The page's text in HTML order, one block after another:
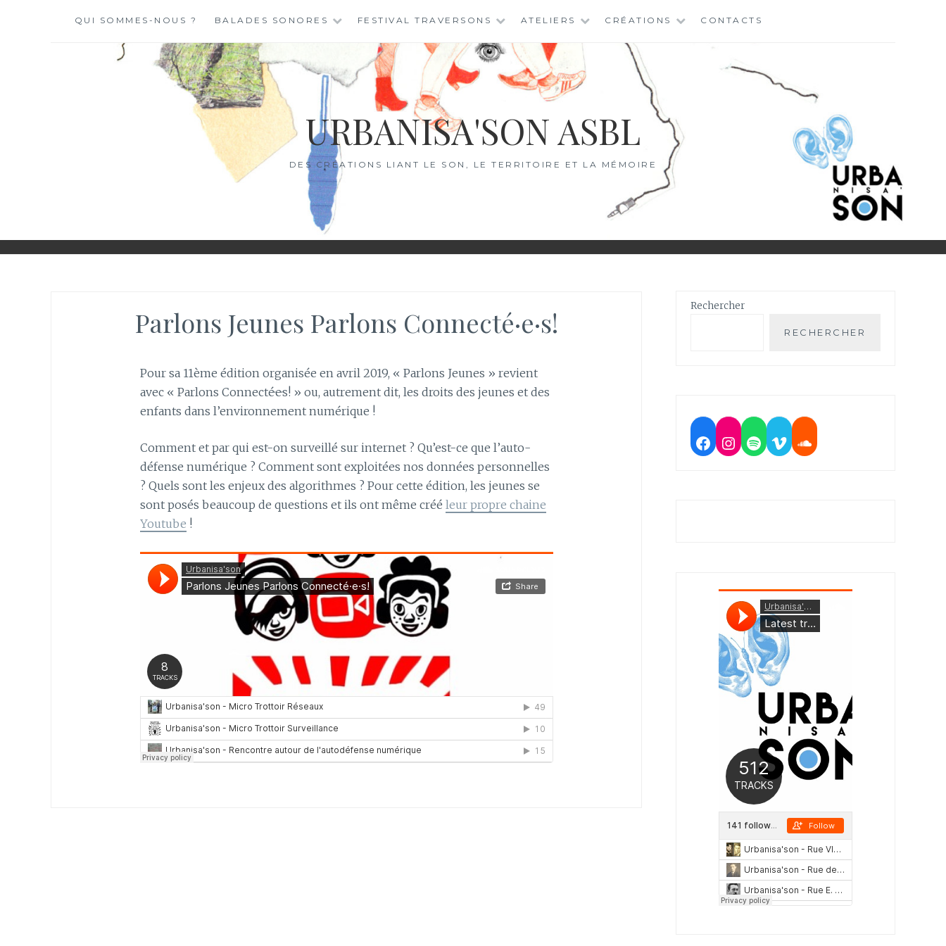
QUI SOMMES-NOUS ? BALADES SONORES FESTIVAL TRAVERSONS ATELIERS CRÉATIONS CONTACTS
URBANISA'SON ASBL
DES CRÉATIONS LIANT LE SON, LE TERRITOIRE ET LA MÉMOIRE
Parlons Jeunes Parlons Connecté·e·s!
Pour sa 11ème édition organisée en avril 2019, « Parlons Jeunes » revient
avec « Parlons Connecté·e·s! » ou, autrement dit, les droits des jeunes et des
enfants dans l’environnement numérique !
Comment et par qui est-on surveillé sur internet ? Qu’est-ce que l’auto-
défense numérique ? Comment sont exploitées nos données personnelles
? Quels sont les enjeux des algorithmes ? Pour cette édition, les jeunes se
sont posés beaucoup de questions et ils ont même créé leur propre chaine
Youtube !
Rechercher
RECHERCHER
Facebook
Instagram
Spotify
VimeoSoundcloud